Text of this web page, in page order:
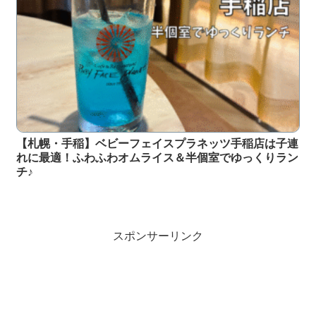
【札幌・手稲】ベビーフェイスプラネッツ手稲店は子連
れに最適！ふわふわオムライス＆半個室でゆっくりラン
チ♪
スポンサーリンク